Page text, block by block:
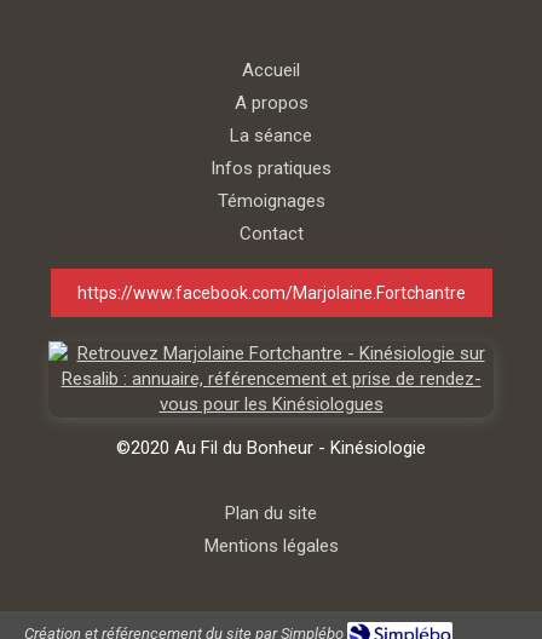
Accueil
A propos
La séance
Infos pratiques
Témoignages
Contact
https://www.facebook.com/Marjolaine.Fortchantre
©2020 Au Fil du Bonheur - Kinésiologie
Plan du site
Mentions légales
Création et référencement du site par Simplébo